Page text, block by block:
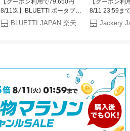
【クーポン利用で79,650円
8/11迄】BLUETTI ポータブル
電源 ソーラーパネル セット
AORA 100 V2+130W コンパ
防災 停電 台風 キャンプ 車中
BLUETTI JAPAN 楽天市場店
【クーポン利
8/11 23:59ま
Solar
1070Wh
UPS機能 太